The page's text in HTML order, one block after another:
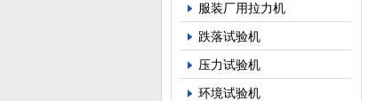
服装厂用拉力机
跌落试验机
压力试验机
环境试验机